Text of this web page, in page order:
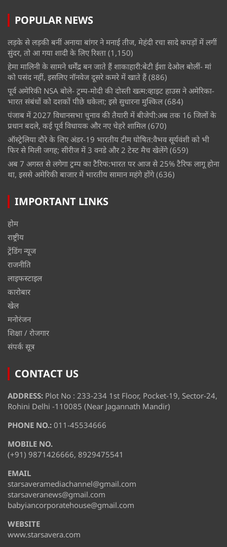
POPULAR NEWS
लड़के से लड़की बनीं अनाया बांगर ने मनाई तीज, मेहंदी रचा सादे कपड़ों में लगीं
सुंदर, तो आ गया शादी के लिए रिश्ता (1,150)
हेमा मालिनी के सामने धर्मेंद्र बन जाते हैं शाकाहारी:बेटी ईशा देओल बोलीं- मां
को पसंद नहीं, इसलिए नॉनवेज दूसरे कमरे में खाते हैं (886)
पूर्व अमेरिकी NSA बोले- ट्रम्प-मोदी की दोस्ती खत्म:व्हाइट हाउस ने अमेरिका-
भारत संबंधों को दशकों पीछे धकेला; इसे सुधारना मुश्किल (684)
पंजाब में 2027 विधानसभा चुनाव की तैयारी में बीजेपी:अब तक 16 जिलों के
प्रधान बदले, कई पूर्व विधायक और नए चेहरे शामिल (670)
ऑस्ट्रेलिया दौरे के लिए अंडर-19 भारतीय टीम घोषित:वैभव सूर्यवंशी को भी
फिर से मिली जगह; सीरीज में 3 वनडे और 2 टेस्ट मैच खेलेंगे (659)
अब 7 अगस्त से लगेगा ट्रम्प का टैरिफ:भारत पर आज से 25% टैरिफ लागू होना
था, इससे अमेरिकी बाजार में भारतीय सामान महंगे होंगे (636)
IMPORTANT LINKS
होम
राष्ट्रीय
ट्रेंडिंग न्यूज
राजनीति
लाइफस्टाइल
कारोबार
खेल
मनोरंजन
शिक्षा / रोजगार
संपर्क सूत्र
CONTACT US
ADDRESS: Plot No : 233-234 1st Floor, Pocket-19, Sector-24,
Rohini Delhi -110085 (Near Jagannath Mandir)
PHONE NO.: 011-45534666
MOBILE NO.
(+91) 9871426666, 8929475541
EMAIL
starsaveramediachannel@gmail.com
starsaveranews@gmail.com
babyiancorporatehouse@gmail.com
WEBSITE
www.starsavera.com